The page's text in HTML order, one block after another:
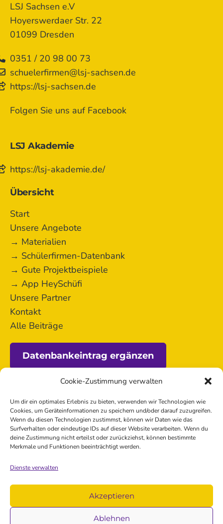
Cookie-Zustimmung verwalten
Um dir ein optimales Erlebnis zu bieten, verwenden wir Technologien wie
Cookies, um Geräteinformationen zu speichern und/oder darauf zuzugreifen.
Wenn du diesen Technologien zustimmst, können wir Daten wie das
Surfverhalten oder eindeutige IDs auf dieser Website verarbeiten. Wenn du
deine Zustimmung nicht erteilst oder zurückziehst, können bestimmte
Merkmale und Funktionen beeinträchtigt werden.
Dienste verwalten
Akzeptieren
Ablehnen
LSJ Sachsen e.V
Hoyerswerdaer Str. 22
01099 Dresden
0351 / 20 98 00 73
schuelerfirmen@lsj-sachsen.de
https://lsj-sachsen.de
Folgen Sie uns auf Facebook
LSJ Akademie
https://lsj-akademie.de/
Übersicht
Start
Unsere Angebote
→ Materialien
→ Schülerfirmen-Datenbank
→ Gute Projektbeispiele
→ App HeySchüfi
Unsere Partner
Kontakt
Alle Beiträge
Datenbankeintrag ergänzen